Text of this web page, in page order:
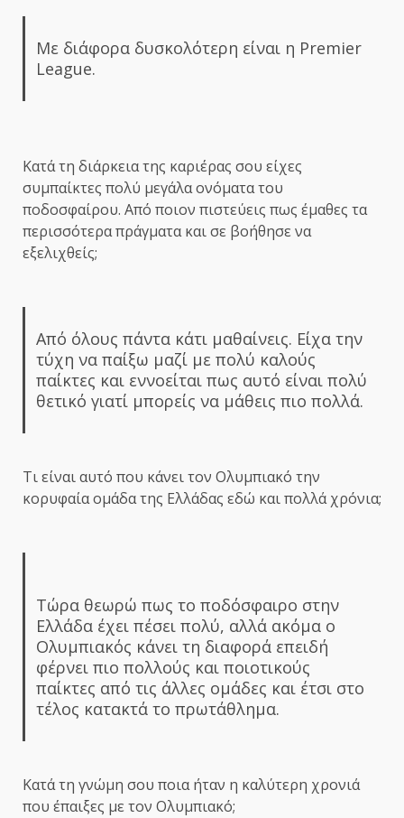
Με διάφορα δυσκολότερη είναι η Premier
League.
Κατά τη διάρκεια της καριέρας σου είχες
συμπαίκτες πολύ μεγάλα ονόματα του
ποδοσφαίρου. Από ποιον πιστεύεις πως έμαθες τα
περισσότερα πράγματα και σε βοήθησε να
εξελιχθείς;
Από όλους πάντα κάτι μαθαίνεις. Είχα την
τύχη να παίξω μαζί με πολύ καλούς
παίκτες και εννοείται πως αυτό είναι πολύ
θετικό γιατί μπορείς να μάθεις πιο πολλά.
Τι είναι αυτό που κάνει τον Ολυμπιακό την
κορυφαία ομάδα της Ελλάδας εδώ και πολλά χρόνια;
Τώρα θεωρώ πως το ποδόσφαιρο στην
Ελλάδα έχει πέσει πολύ, αλλά ακόμα ο
Ολυμπιακός κάνει τη διαφορά επειδή
φέρνει πιο πολλούς και ποιοτικούς
παίκτες από τις άλλες ομάδες και έτσι στο
τέλος κατακτά το πρωτάθλημα.
Κατά τη γνώμη σου ποια ήταν η καλύτερη χρονιά
που έπαιξες με τον Ολυμπιακό;